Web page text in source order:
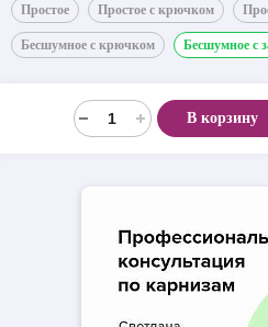
Простое Простое с крючком
Бесшумное с крючком Бесшумное с
В корзину